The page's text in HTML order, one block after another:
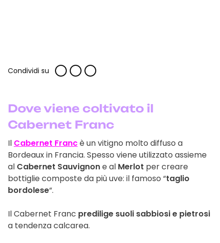
Condividi su
Dove viene coltivato il
Cabernet Franc
Il Cabernet Francè un vitigno molto diffuso a
Bordeaux in Francia. Spesso viene utilizzato assieme
al Cabernet Sauvignone al Merlot per creare
bottiglie composte da più uve: il famoso “taglio
bordolese“.
Il Cabernet Franc predilige suoli sabbiosi e pietrosi
a tendenza calcarea.